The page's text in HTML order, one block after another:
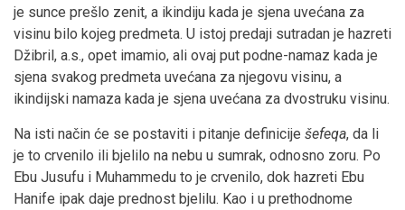
je sunce prešlo zenit, a ikindiju kada je sjena uvećana za
visinu bilo kojeg predmeta. U istoj predaji sutradan je hazreti
Džibril, a.s., opet imamio, ali ovaj put podne-namaz kada je
sjena svakog predmeta uvećana za njegovu visinu, a
ikindijski namaza kada je sjena uvećana za dvostruku visinu.
Na isti način će se postaviti i pitanje definicije šefeqa, da li
je to crvenilo ili bjelilo na nebu u sumrak, odnosno zoru. Po
Ebu Jusufu i Muhammedu to je crvenilo, dok hazreti Ebu
Hanife ipak daje prednost bjelilu. Kao i u prethodnome